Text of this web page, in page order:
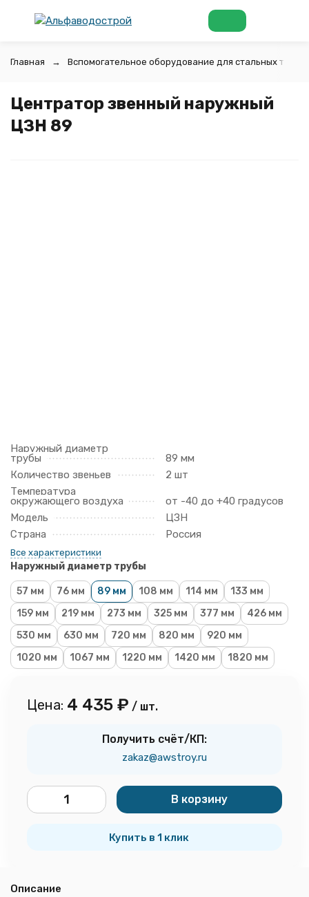
Главная Вспомогательное оборудование для стальных труб
Центратор звенный наружный
ЦЗН 89
Наружный диаметр
трубы
89 мм
Количество звеньев
2 шт
Температура
окружающего воздуха
от -40 до +40 градусов
Модель
ЦЗН
Страна
Россия
Все характеристики
Наружный диаметр трубы
57 мм 76 мм 89 мм 108 мм 114 мм
133 мм
159 мм
219 мм 273 мм 325 мм 377 мм
426 мм
530 мм
630 мм 720 мм 820 мм
920 мм
1020 мм
1067 мм 1220 мм 1420 мм 1820 мм
Цена: 4 435 ₽ / шт.
Получить счёт/КП:
zakaz@awstroy.ru
В корзину
Купить в 1 клик
Описание